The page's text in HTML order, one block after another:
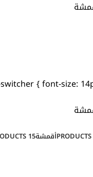
أقمشة15 PRODUCTS